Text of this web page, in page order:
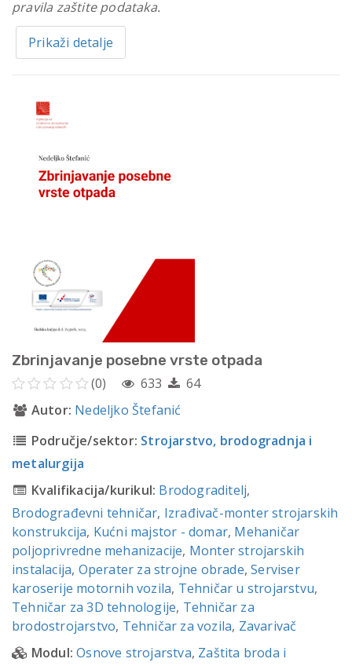
pravila zaštite podataka.
Prikaži detalje
Zbrinjavanje posebne vrste otpada
(0) 633
64
Autor: Nedeljko Štefanić
Područje/sektor: Strojarstvo, brodogradnja i
metalurgija
Kvalifikacija/kurikul: Brodograditelj,
Brodograđevni tehničar, Izrađivač-monter strojarskih
konstrukcija, Kućni majstor - domar, Mehaničar
poljoprivredne mehanizacije, Monter strojarskih
instalacija, Operater za strojne obrade,Serviser
karoserije motornih vozila, Tehničar u strojarstvu,
Tehničar za 3D tehnologije, Tehničar za
brodostrojarstvo, Tehničar za vozila, Zavarivač
Modul: Osnove strojarstva, Zaštita broda i